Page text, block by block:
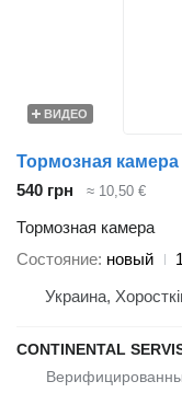
ВИДЕО
Тормозная камера
540 грн
≈ 10,50 €
Тормозная камера
Состояние новый
Украина,
CONTINENTAL